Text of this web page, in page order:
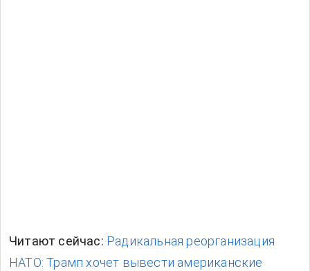
Читают сейчас: Радикальная реорганизация
НАТО: Трамп хочет вывести американские